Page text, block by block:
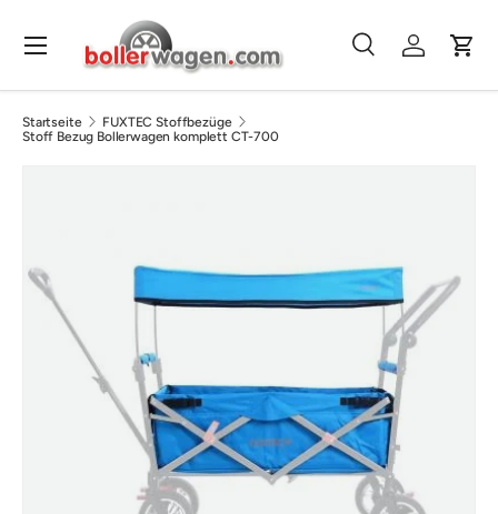
Direkt zum Inhalt
Suchen
SucheEinloggen
Menü
Startseite
FUXTEC Stoffbezüge
Stoff Bezug Bollerwagen komplett CT-700